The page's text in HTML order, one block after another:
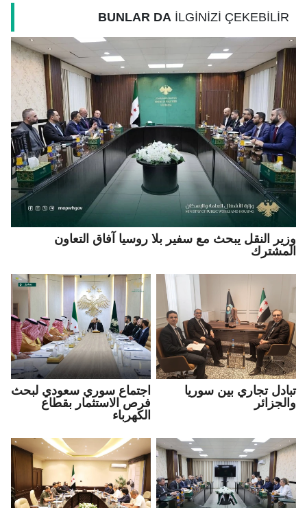
BUNLAR DA İLGİNİZİ ÇEKEBİLİR
وزير النقل يبحث مع سفير بلا روسيا آفاق التعاون
المشترك
تبادل تجاري بين سوريا
والجزائر
اجتماع سوري سعودي لبحث
فرص الاستثمار بقطاع
الكهرباء